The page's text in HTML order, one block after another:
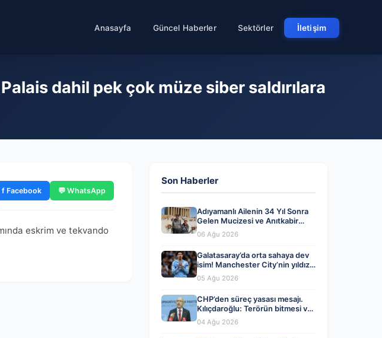
Anasayfa Güncel Haberler Sektörler İletişim
dahil pek çok müze siber saldırılara
f Facebook 💬 WhatsApp
eskrim ve tekvando
Son Haberler
Adıyamanlı Ailenin 34 Yıl Sonra
Gelen Mucizesi ve Anıtkabir
Hayali Gerçek Oldu
06 Ağu 2026
Galatasaray’da orta sahaya dev
isim! Manchester City’nin yıldızı
Tijjani Reijnders
05 Ağu 2026
CHP’den süreç yasası mesajı.
Kılıçdaroğlu: Terörün bitmesi ve
üniter devlet kırmızı çizgimiz
04 Ağu 2026